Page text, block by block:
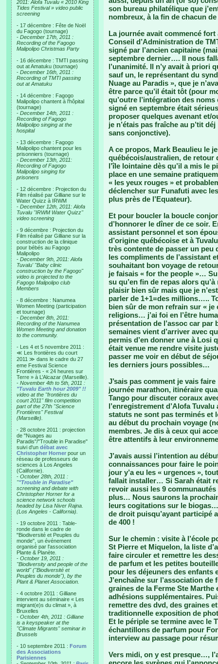
2011: Alofa Tuvalu « 2010 King
Tides Festival » video public
screening
- 17 décembre : Fête de Noël
du Fagogo (tournage)
- December 17th, 2011 :
Recording of the Fagogo
Malipolipo Christmas Party
- 16 décembre : TMTI passing
out at Amatuku (tournage)
- December 16th, 2011 :
Recording of TMTI passing
out at Amatuku
- 14 décembre : Fagogo
Malipolipo chantent à l'hôpital
(tournage)
- December 14th, 2011 :
Recording of Fagogo
Malipolipo singing at the
hospital
- 13 décembre : Fagogo
Malipolipo chantent pour les
prisonniers (tournage)
- December 13th, 2011:
Recording of Fagogo
Malipolipo singing for
prisoners
- 12 décembre : Projection du
Film réalisé par Gilliane sur le
Water Quizz à IRWM
- December 12th, 2011: Alofa
Tuvalu "IRWM Water Quizz"
video screening
- 9 décembre : Projection du
Film réalisé par Gilliane sur la
construction de la clinique
pour bébés au Fagogo
Malipolipo
- December 9th, 2011: Alofa
Tuvalu' "Baby clinic
construction by the Fagogo"
video is projected to the
Fagogo Malipolipo club
Members
- 8 décembre : Nanumea
Women Meeting (participation
et tournage)
- December 8th, 2011:
Recording of the Nanumea
Women Meeting and donation
to the community.
- Les 4 et 5 novembre 2011 :
≪ Les frontières du court
2011 ≫ dans le cadre du 27
eme Festival Science
Frontières - « 24 heures sur
Terre » à L’Alcazar (Marseille).
- November 4th to 5th, 2011 :
"Tuvalu Earth hour 2009" !!
video at the "frontières du
court 2011" film competition
part of the 27th "Science
Frontières" Festival
(Marseille).
- 28 octobre 2011 : projection
de "Nuages au
Paradis"/"Trouble in Paradise"
suivi d'un débat avec
Christopher Horner pour un
réseau de professeurs de
sciences à Los Angeles
(Californie).
- October 28th, 2011 :
""Trouble in Paradise"
screening and debate with
Christopher Horner for a
science network schools
headed by Lisa Niver Rajna.
(Los Angeles - California).
- 19 octobre 2011 : Table-
ronde dans le cadre de
"Biodiversité et Peuples du
monde", un événement
organisé par l'association
Plante & Planète.
- October 19, 2011 :
"Biodiversity and people of the
world" ("Biodiversité et
Peuples du monde"), by the
Plant & Planet Association.
- 4 octobre 2011 : Gilliane
intervient au séminaire « Les
migrant(e)s du climat », à
Bruxelles
- October 4th, 2011 : Gilliane
is a keyspeaker at the
"Climate Migrants" seminar in
Brussels
- 10 septembre 2011 : Forum
des Associations
Parisiennes
son bureau philatélique que
nombreux, à la fin de chacun
La journée avait commencé
Conseil d’Administration de
signé par l’ancien capitaine
septembre dernier…. Il nous
l’unanimité. Il n’y avait à priori
sauf un, le représentant du
Nuage au Paradis », que je
être parce qu’il était tôt (pour
qu’outre l’intégration des
signé en septembre était
proposer quelques avenant et/
je n’étais pas fraîche au p’tit
sans conjonctive).
A ce propos, Mark Beaulieu le
québécois/australien, de retour
l’île lointaine dès qu’il a mis le
place en une semaine
« les yeux rouges » et
déclencher sur Funafuti avec
plus près de l’Equateur).
Et pour boucler la boucle
d’honnorer le dîner de ce soir.
assistant personnel et son
d’origine québécoise et à
très contente de passer un peu
les compliments de l’assistant
souhaitant bon voyage de
je faisais « for the people »…
su qu’en fin de repas alors
plaisir bien sûr mais que je
parler de 1+1=des millions…..
bien sûr de mon refrain sur «
religions… j’ai foi en l’être
présentation de l’assoc car par
semaines vient d’arriver avec
permis d’en donner une à Losi
était venue me rendre visite
passer me voir en début de
les derniers jours possibles…
J’sais pas comment je vais
journée marathon, itinéraire
Tango pour discuter coraux
l’enregistrement d’Alofa
statuts ne sont pas terminés et
au début du prochain voyage
membres. Je dis à ceux qui
être attentifs à leur
J’avais aussi l’intention au
connaissances pour faire le
jour y’a eu les « urgences »,
fallait installer… Si Sarah était
revoir aussi les 9
plus… Nous saurons la
leurs cogitations sur le
de droit puisqu’ayant participé
de 400 !
Sur le chemin : visite à l’école
St Pierre et Miquelon, la liste
faire circuler et remettre les
de parfum et les petites
pour les déjeuners des
J’enchaîne sur l’association
graines de la Ferme Ste
adhésions supplémentaires.
remettre des dvd, des graines
traditionnelle exposition de
Et le périple se termine avec le
échantillons de parfum pour
interview au passage pour
Vers midi, on y est presque…,